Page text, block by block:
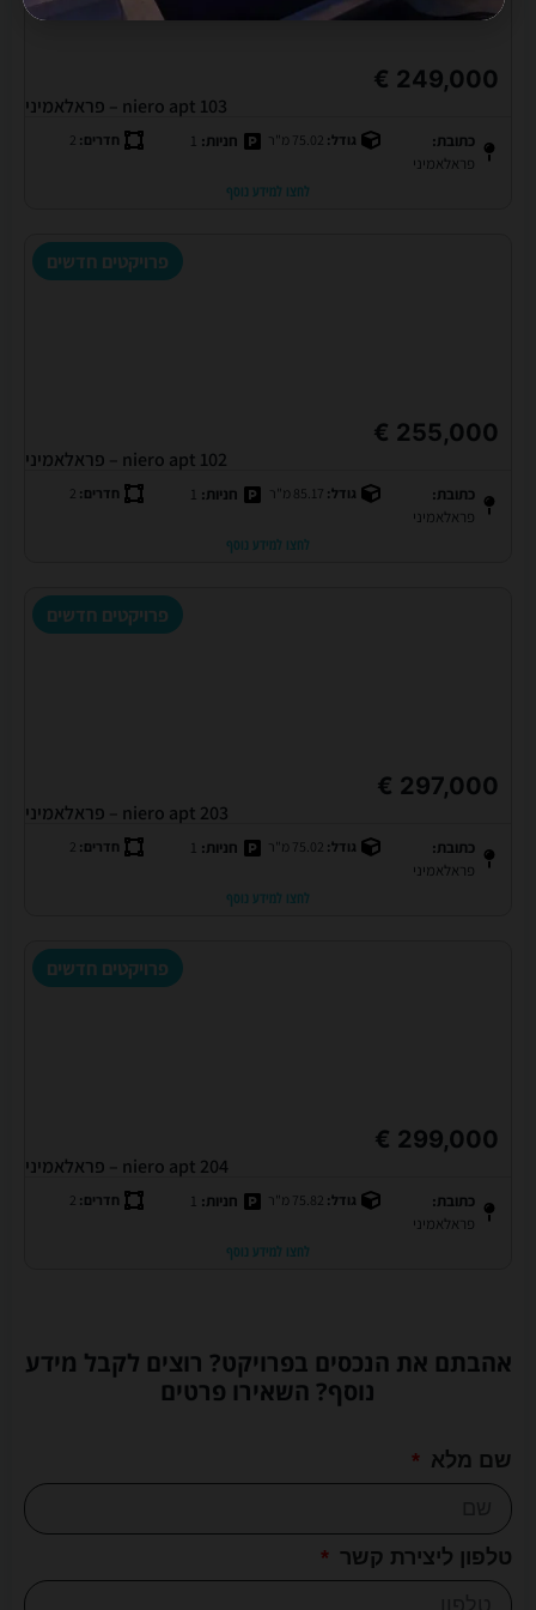
249,000 €
niero apt 103 – פראלאמיני
כתובת:
פראלאמיני
גודל:75.02 מ"ר חניות:1 חדרים: 2
לחצו למידע נוסף
פרויקטים חדשים
255,000 €
niero apt 102 – פראלאמיני
כתובת:
פראלאמיני
גודל:85.17 מ"ר חניות:1 חדרים: 2
לחצו למידע נוסף
פרויקטים חדשים
297,000 €
niero apt 203 – פראלאמיני
כתובת:
פראלאמיני
גודל:75.02 מ"ר חניות:1 חדרים: 2
לחצו למידע נוסף
פרויקטים חדשים
299,000 €
niero apt 204 – פראלאמיני
כתובת:
פראלאמיני
גודל:75.82 מ"ר חניות:1 חדרים: 2
לחצו למידע נוסף
אהבתם את הנכסים בפרויקט? רוצים לקבל מידע
נוסף? השאירו פרטים
שם מלא
טלפון ליצירת קשר